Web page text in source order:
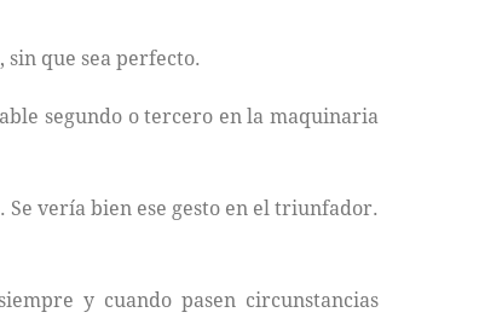
que sea perfecto.
segundo o tercero en la maquinaria
vería bien ese gesto en el triunfador.
y cuando pasen circunstancias